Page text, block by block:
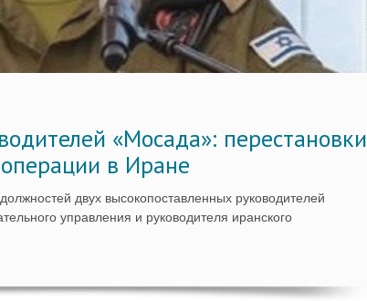
«Мосада»: перестановки
в Иране
двух высокопоставленных руководителей
управления и руководителя иранского